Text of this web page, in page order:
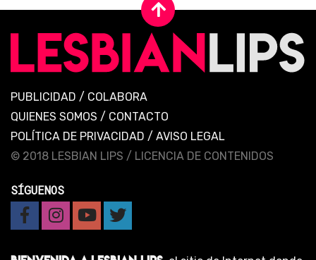
PUBLICIDAD / COLABORA
QUIENES SOMOS / CONTACTO
POLÍTICA DE PRIVACIDAD / AVISO LEGAL
© 2018 LESBIAN LIPS / LICENCIA DE CONTENIDOS
SÍGUENOS